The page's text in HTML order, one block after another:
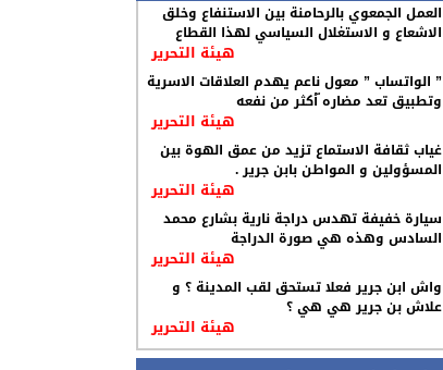
العمل الجمعوي بالرحامنة بين الاستنفاع وخلق
الاشعاع و الاستغلال السياسي لهذا القطاع
هيئة التحرير
” الواتساب ” معول ناعم يهدم العلاقات الاسرية
وتطبيق تعد مضاره ّأكثر من نفعه
هيئة التحرير
غياب ثقافة الاستماع تزيد من عمق الهوة بين
المسؤولين و المواطن بابن جرير .
هيئة التحرير
سيارة خفيفة تهدس دراجة نارية بشارع محمد
السادس وهذه هي صورة الدراجة
هيئة التحرير
واش ابن جرير فعلا تستحق لقب المدينة ؟ و
علاش بن جرير هي هي ؟
هيئة التحرير